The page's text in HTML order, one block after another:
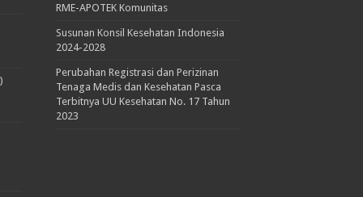
RME-APOTEK Komunitas
Susunan Konsil Kesehatan Indonesia
2024-2028
Perubahan Registrasi dan Perizinan
Tenaga Medis dan Kesehatan Pasca
Terbitnya UU Kesehatan No. 17 Tahun
2023